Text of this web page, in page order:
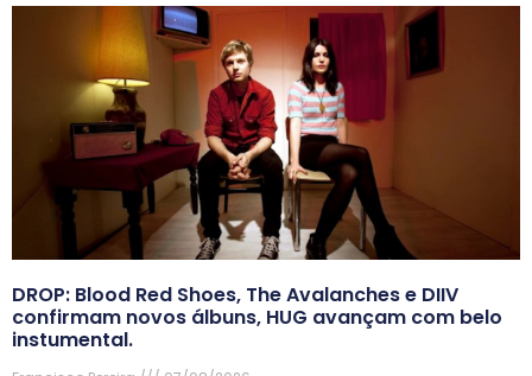
DROP: Blood Red Shoes, The Avalanches e DIIV
confirmam novos álbuns, HUG avançam com belo
instumental.